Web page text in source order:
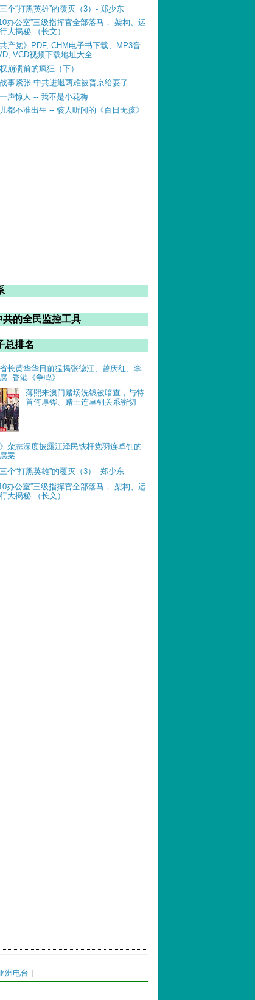
个“打黑英雄”的覆灭（3）- 郑少东
办公室”三级指挥官全部落马， 架构、运
大揭秘 （长文）
共产党》PDF, CHM电子书下载、MP3音
VCD视频下载地址大全
崩溃前的疯狂（下）
事紧张 中共进退两难被普京给耍了
声惊人 -- 我不是小花梅
都不准出生 -- 骇人听闻的《百日无孩》
共的全民监控工具
总排名
长黄华华日前猛揭张德江、曾庆红、李
- 香港《争鸣》
薄熙来澳门赌场洗钱被暗查，与特
首何厚铧、赌王连卓钊关系密切
》杂志深度披露江泽民铁杆党羽连卓钊的
案
个“打黑英雄”的覆灭（3）- 郑少东
办公室”三级指挥官全部落马， 架构、运
大揭秘 （长文）
洲电台